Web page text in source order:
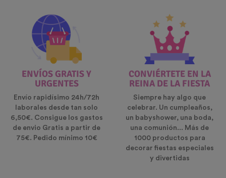
ENVÍOS GRATIS Y
URGENTES
Envío rapidísimo 24h/72h
laborales desde tan solo
6,50€. Consigue los gastos
de envio Gratis a partir de
75€. Pedido mínimo 10€
CONVIÉRTETE EN LA
REINA DE LA FIESTA
Siempre hay algo que
celebrar. Un cumpleaños,
un babyshower, una boda,
una comunión... Más de
1000 productos para
decorar fiestas especiales
y divertidas